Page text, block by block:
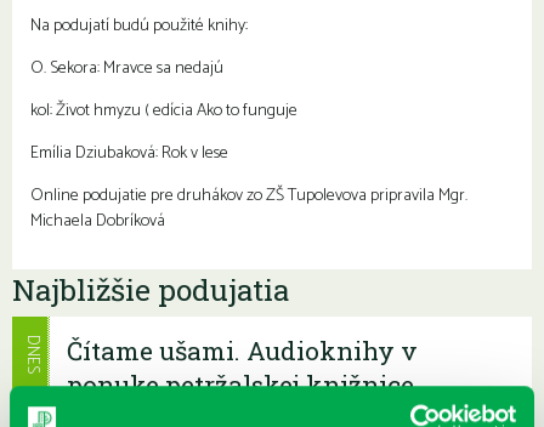
Na podujatí budú použité knihy:
O. Sekora: Mravce sa nedajú
kol: Život hmyzu ( edícia Ako to funguje
Emília Dziubaková: Rok v lese
Online podujatie pre druhákov zo ZŠ Tupolevova pripravila Mgr.
Michaela Dobríková
Najbližšie podujatia
Čítame ušami. Audioknihy v
ponuke petržalskej knižnice
DNES